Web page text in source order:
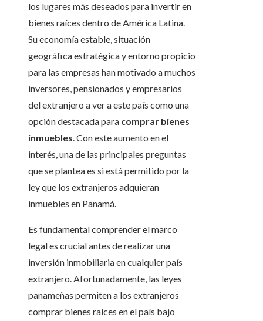
los lugares más deseados para invertir en
bienes raíces dentro de América Latina.
Su economía estable, situación
geográfica estratégica y entorno propicio
para las empresas han motivado a muchos
inversores, pensionados y empresarios
del extranjero a ver a este país como una
opción destacada para comprar bienes
inmuebles. Con este aumento en el
interés, una de las principales preguntas
que se plantea es si está permitido por la
ley que los extranjeros adquieran
inmuebles en Panamá.
Es fundamental comprender el marco
legal es crucial antes de realizar una
inversión inmobiliaria en cualquier país
extranjero. Afortunadamente, las leyes
panameñas permiten a los extranjeros
comprar bienes raíces en el país bajo